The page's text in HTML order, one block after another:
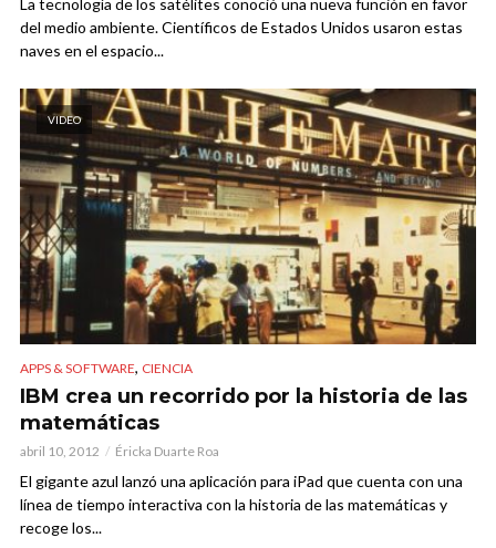
La tecnología de los satélites conoció una nueva función en favor
del medio ambiente. Científicos de Estados Unidos usaron estas
naves en el espacio...
VIDEO
APPS & SOFTWARE, CIENCIA
IBM crea un recorrido por la historia de las
matemáticas
abril 10, 2012 Éricka Duarte Roa
El gigante azul lanzó una aplicación para iPad que cuenta con una
línea de tiempo interactiva con la historia de las matemáticas y
recoge los...